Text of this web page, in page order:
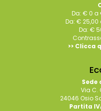
Da: € 0 a
Da: € 25,00
Da: €
>> Clicca
Sede
Via C.
24046 Osio
Partita